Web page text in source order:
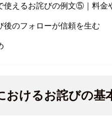
使えるお詫びの例文⑤｜料金
後のフォローが信頼を生む
おけるお詫びの基